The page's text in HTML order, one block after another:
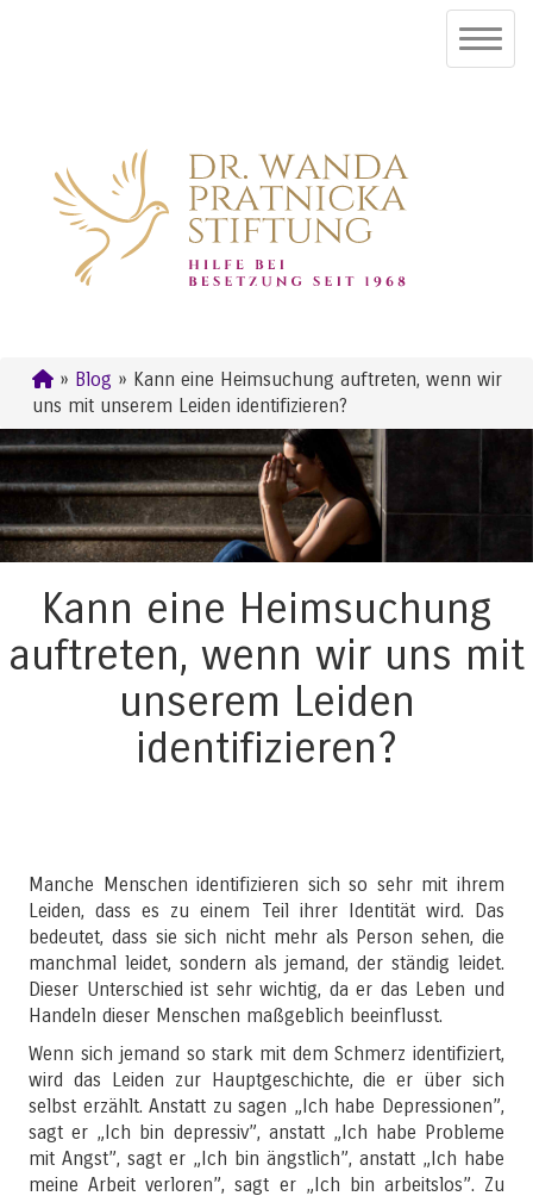
» Blog » Kann eine Heimsuchung auftreten, wenn wir
uns mit unserem Leiden identifizieren?
Kann eine Heimsuchung
auftreten, wenn wir uns mit
unserem Leiden
identifizieren?
Manche Menschen identifizieren sich so sehr mit ihrem
Leiden, dass es zu einem Teil ihrer Identität wird. Das
bedeutet, dass sie sich nicht mehr als Person sehen, die
manchmal leidet, sondern als jemand, der ständig leidet.
Dieser Unterschied ist sehr wichtig, da er das Leben und
Handeln dieser Menschen maßgeblich beeinflusst.
Wenn sich jemand so stark mit dem Schmerz identifiziert,
wird das Leiden zur Hauptgeschichte, die er über sich
selbst erzählt. Anstatt zu sagen „Ich habe Depressionen”,
sagt er „Ich bin depressiv”, anstatt „Ich habe Probleme
mit Angst”, sagt er „Ich bin ängstlich”, anstatt „Ich habe
meine Arbeit verloren”, sagt er „Ich bin arbeitslos”. Zu